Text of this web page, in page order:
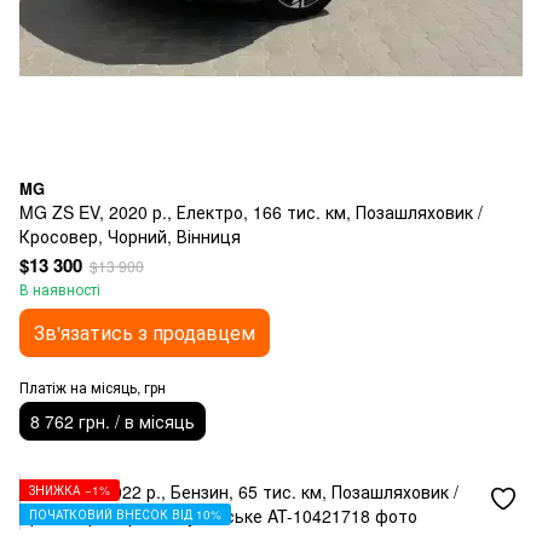
MG
MG ZS EV, 2020 р., Електро, 166 тис. км, Позашляховик /
Кросовер, Чорний, Вінниця
$13 300 $13 900
В наявності
Зв'язатись з продавцем
Платіж на місяць, грн
8 762 грн. / в місяць
ЗНИЖКА −1%
ПОЧАТКОВИЙ ВНЕСОК ВІД 10%